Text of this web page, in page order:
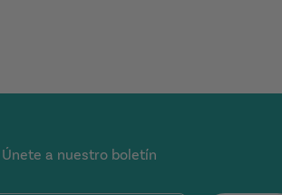
Únete a nuestro boletín